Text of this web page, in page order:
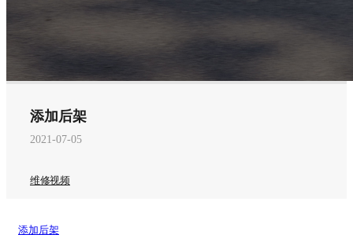
添加后架
2021-07-05
维修视频
添加后架